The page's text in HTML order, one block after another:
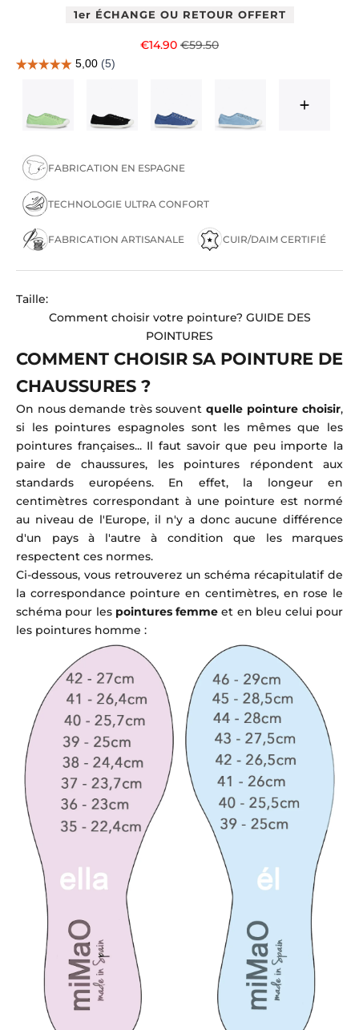
1er ÉCHANGE OU RETOUR OFFERT
Prix de vente
€14.90 Prix normal
€59.50
FABRICATION EN ESPAGNE
TECHNOLOGIE ULTRA CONFORT
FABRICATION ARTISANALE CUIR/DAIM CERTIFIÉ
Taille:
Comment choisir votre pointure? GUIDE DES
POINTURES
COMMENT CHOISIR SA POINTURE DE
CHAUSSURES ?
On nous demande très souvent quelle pointure choisir,
si les pointures espagnoles sont les mêmes que les
pointures françaises... Il faut savoir que peu importe la
paire de chaussures, les pointures répondent aux
standards européens. En effet, la longeur en
centimètres correspondant à une pointure est normé
au niveau de l'Europe, il n'y a donc aucune différence
d'un pays à l'autre à condition que les marques
respectent ces normes.
Ci-dessous, vous retrouverez un schéma récapitulatif de
la correspondance pointure en centimètres, en rose le
schéma pour les pointures femme et en bleu celui pour
les pointures homme :